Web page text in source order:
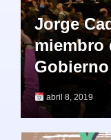
Jorge
miembro
Gobierno
abril 8, 2019